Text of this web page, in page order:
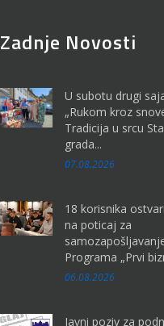
Zadnje Novosti
U subotu drugi
„Rukom kroz
Tradicija u srcu
grada...
07.08.2026
18 korisnika
na poticaj za
Programa „Prvi
06.08.2026
Javni poziv za